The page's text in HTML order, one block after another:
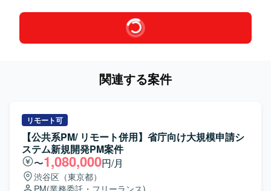
関連する案件
リモート可
【公共系PM/ リモート併用】省庁向け大規模申請シ
ステム新規開発PM案件
〜1,080,000円/月
渋谷区（東京都）
PM(業務委託・フリーランス)